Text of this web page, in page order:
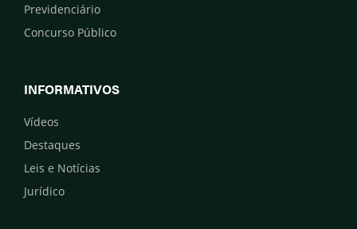
Previdenciário
Concurso Público
INFORMATIVOS
Vídeos
Destaques
Leis e Notícias
Jurídico